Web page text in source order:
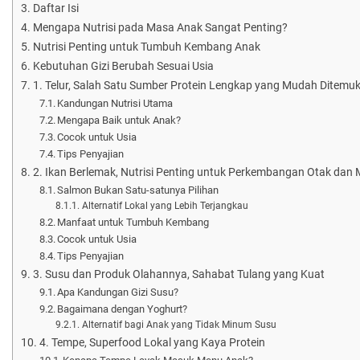
Daftar Isi
Mengapa Nutrisi pada Masa Anak Sangat Penting?
Nutrisi Penting untuk Tumbuh Kembang Anak
Kebutuhan Gizi Berubah Sesuai Usia
1. Telur, Salah Satu Sumber Protein Lengkap yang Mudah
Kandungan Nutrisi Utama
Mengapa Baik untuk Anak?
Cocok untuk Usia
Tips Penyajian
2. Ikan Berlemak, Nutrisi Penting untuk Perkembangan Otak dan
Salmon Bukan Satu-satunya Pilihan
Alternatif Lokal yang Lebih Terjangkau
Manfaat untuk Tumbuh Kembang
Cocok untuk Usia
Tips Penyajian
3. Susu dan Produk Olahannya, Sahabat Tulang yang Kuat
Apa Kandungan Gizi Susu?
Bagaimana dengan Yoghurt?
Alternatif bagi Anak yang Tidak Minum Susu
4. Tempe, Superfood Lokal yang Kaya Protein